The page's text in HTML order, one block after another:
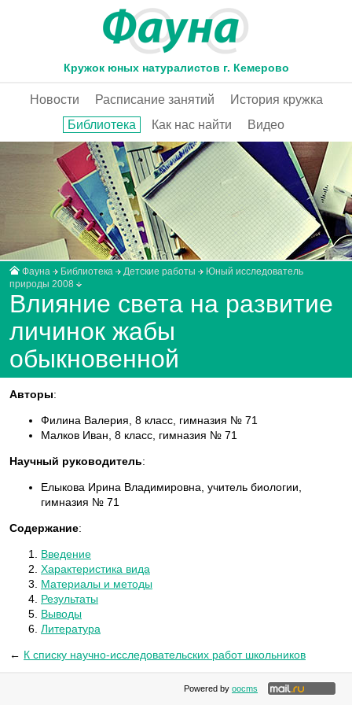
Кружок юных натуралистов г. Кемерово
Новости Расписание занятий
История кружка
Библиотека
Как нас найти Видео
Фауна Библиотека Детские работы
Юный исследователь
природы 2008
Влияние света на развитие
личинок жабы
обыкновенной
Авторы:
Филина Валерия, 8 класс, гимназия № 71
Малков Иван, 8 класс, гимназия № 71
Научный руководитель:
Елыкова Ирина Владимировна, учитель биологии,
гимназия № 71
Содержание:
Введение
Характеристика вида
Материалы и методы
Результаты
Выводы
Литература
← К списку научно-исследовательских работ школьников
Powered by oocms